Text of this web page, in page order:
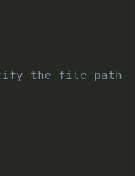
the file path